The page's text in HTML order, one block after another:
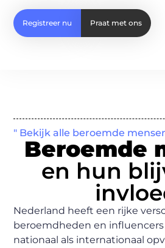
Registreer nu Praat met ons
" Bekijk alle beroemde
Beroemde
en hun
Nederland heeft een rijke
beroemdheden en influencers
nationaal als internationaal